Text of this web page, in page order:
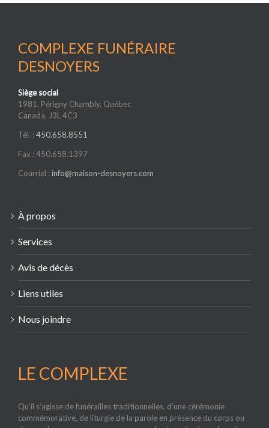
COMPLEXE FUNÉRAIRE
DESNOYERS
Siège social
1981, Périgny Chambly, Québec
Canada, J3L 4C3
Tél. :450.658.8551
Fax : 450.658.1397
Courriel :info@maison-desnoyers.com
À propos
Services
Avis de décès
Liens utiles
Nous joindre
LE COMPLEXE
Qu’il s’agisse de funérailles traditionnelles, d’une cérémonie
commémorative, de liturgie de la parole en présence du corps ou